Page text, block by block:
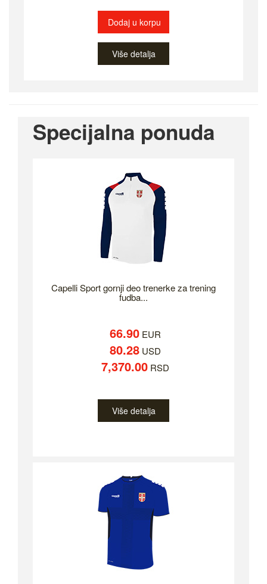
Dodaj u korpu
Više detalja
Specijalna ponuda
Capelli Sport gornji deo trenerke za trening
fudba...
66.90EUR
80.28USD
7,370.00RSD
Više detalja